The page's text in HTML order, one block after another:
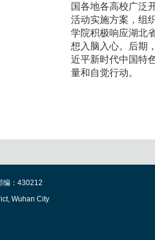
国各地各高校广泛
活动实施方案，组
学院积极响应湖北
想入脑入心。后期
近平新时代中国特
量和自觉行动。
编：430212
Wuhan City